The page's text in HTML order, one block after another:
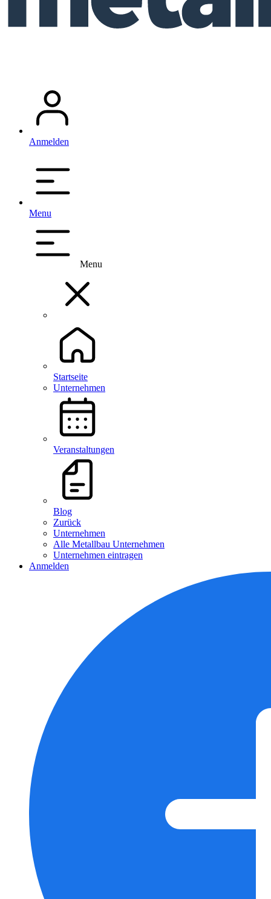
Anmelden
Menu
Menu
Startseite
Unternehmen
Veranstaltungen
Blog
Zurück
Unternehmen
Alle Metallbau Unternehmen
Unternehmen eintragen
Anmelden